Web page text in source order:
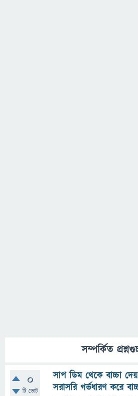
সম্পর্কিত
0
টি ভোট
সাপ ডিম থেকে বাচ্চা
সরাসরি গর্ভধারণ করে